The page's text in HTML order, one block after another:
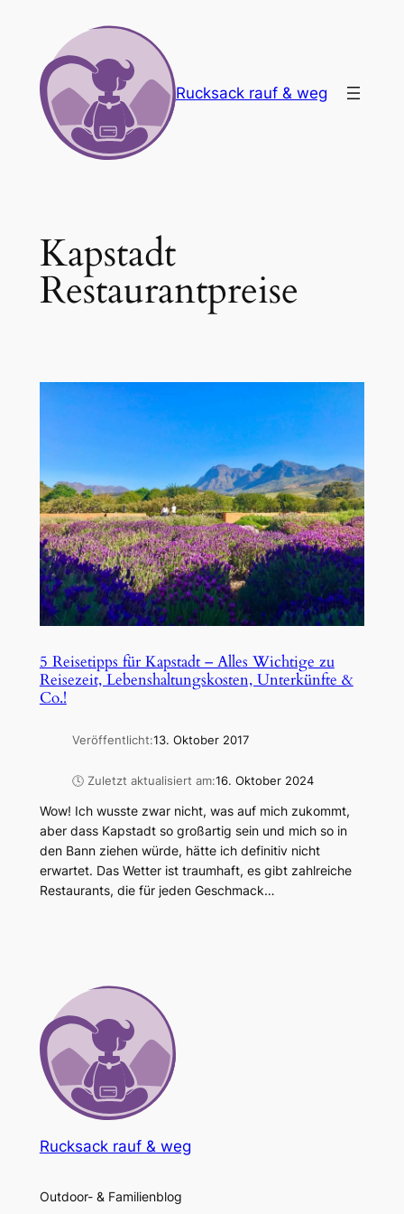
springen
Rucksack rauf & weg
Kapstadt
Restaurantpreise
5 Reisetipps für Kapstadt – Alles Wichtige zu
Reisezeit, Lebenshaltungskosten, Unterkünfte &
Co.!
Veröffentlicht:13. Oktober 2017
🕓 Zuletzt aktualisiert am:16. Oktober 2024
Wow! Ich wusste zwar nicht, was auf mich zukommt,
aber dass Kapstadt so großartig sein und mich so in
den Bann ziehen würde, hätte ich definitiv nicht
erwartet. Das Wetter ist traumhaft, es gibt zahlreiche
Restaurants, die für jeden Geschmack…
Rucksack rauf & weg
Outdoor- & Familienblog